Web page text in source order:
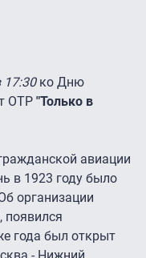
17:30ко Дню
ОТР "Только в
авиации
в 1923 году было
организации
появился
года был открыт